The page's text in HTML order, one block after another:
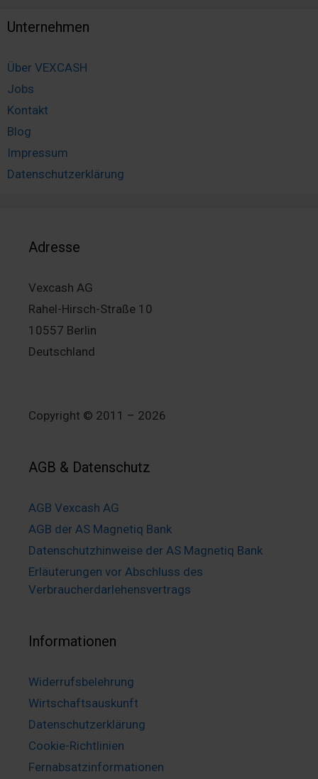
Unternehmen
Über VEXCASH
Jobs
Kontakt
Blog
Impressum
Datenschutzerklärung
Adresse
Vexcash AG
Rahel-Hirsch-Straße 10
10557 Berlin
Deutschland
Copyright © 2011 – 2026
AGB & Datenschutz
AGB Vexcash AG
AGB der AS Magnetiq Bank
Datenschutzhinweise der AS Magnetiq Bank
Erläuterungen vor Abschluss des
Verbraucherdarlehensvertrags
Informationen
Widerrufsbelehrung
Wirtschaftsauskunft
Datenschutzerklärung
Cookie-Richtlinien
Fernabsatzinformationen